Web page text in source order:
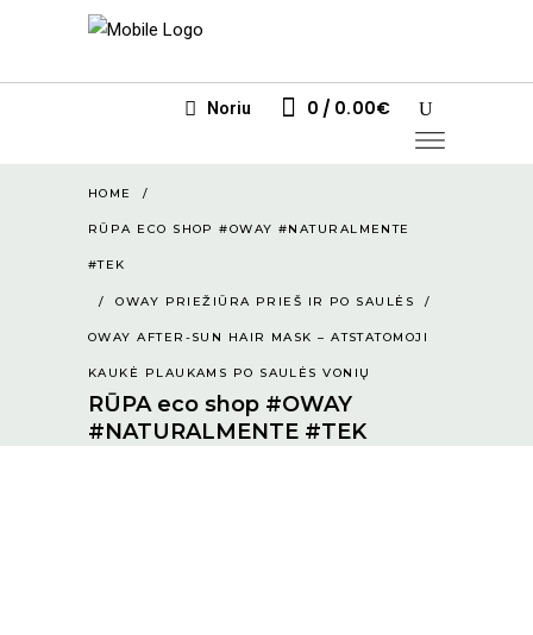
Noriu 0 0.00€
HOME /
RŪPA ECO SHOP #OWAY #NATURALMENTE
#TEK
/OWAY PRIEŽIŪRA PRIEŠ IR PO SAULĖS /
OWAY AFTER-SUN HAIR MASK – ATSTATOMOJI
KAUKĖ PLAUKAMS PO SAULĖS VONIŲ
RŪPA eco shop #OWAY
#NATURALMENTE #TEK